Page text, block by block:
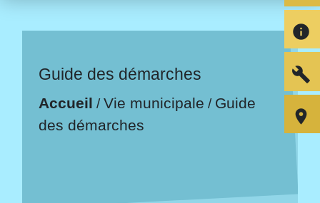
Guide des démarches
Accueil /Vie municipale / Guide
des démarches
info
build
room